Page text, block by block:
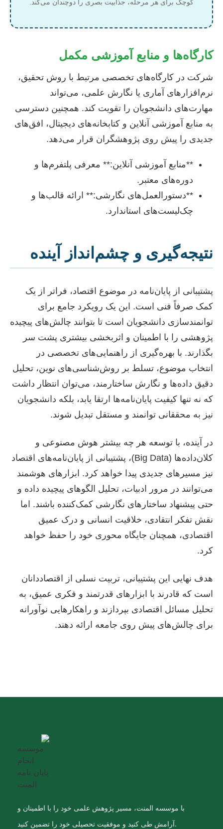
کوچک برای هر مرحله، جذابیت بصری را دوچندان می‌کند.
کارگاه‌ها و منابع آموزشی مکمل
شرکت در کارگاه‌های تخصصی مرتبط با روش تحقیق،
نرم‌افزارهای آماری یا نگارش علمی، می‌تواند
مهارت‌های دانشجویان را تقویت کند. همچنین دسترسی
به منابع آموزشی آنلاین و کتابخانه‌های دیجیتال، افق‌های
جدیدی را پیش روی پژوهشگران قرار می‌دهد.
**منابع آموزشی آنلاین:** معرفی پلتفرم‌ها و
دوره‌های معتبر.
**دستورالعمل‌های نگارشی:** ارائه قالب‌ها و
چک‌لیست‌های استاندارد.
نتیجه‌گیری و چشم‌انداز آینده
پشتیبانی از پایان‌نامه در موضوع اقتصاد، فراتر از یک
کمک صرفاً فنی است. این یک رویکرد جامع برای
توانمندسازی دانشجویان است تا بتوانند چالش‌های پیچیده
پژوهشی را با اطمینان و اثربخشی بیشتری پشت سر
بگذارند. با بهره‌گیری از راهنمایی‌های تخصصی در
انتخاب موضوع، تسلط بر روش‌شناسی‌های نوین، تحلیل
دقیق داده‌ها و نگارش ساختارمند، می‌توان انتظار داشت
که نه تنها کیفیت پایان‌نامه‌ها ارتقا یابد، بلکه دانشجویان
نیز به محققانی توانمند و مستقل تبدیل شوند.
در آینده، با توسعه هر چه بیشتر هوش مصنوعی و
کلان‌داده‌ها (Big Data)، پشتیبانی از پایان‌نامه‌های اقتصاد
نیز مسیرهای جدیدی پیدا خواهد کرد. ابزارهای هوشمند
می‌توانند در مرور ادبیات، تحلیل الگوهای پیچیده داده و
حتی پیشنهاد ساختارهای نگارشی کمک‌کننده باشند. اما
نقش تفکر انتقادی، خلاقیت انسانی و درک عمیق
اقتصادی، همچنان جایگاه محوری خود را حفظ خواهد
کرد.
هدف نهایی این پشتیبانی، تربیت نسلی از اقتصاددانان
است که قادرند با ابزارهای قدرتمند و فکری عمیق، به
تحلیل مسائل اقتصادی بپردازند و راهکارهایی نوآورانه
برای چالش‌های پیش روی جامعه ارائه دهند.
با موسسه المنت، مسیر پژوهش علمی خود را با اطمینان و
آرامش طی کنید و موفقیت تحصیلی خود را تضمین کنید.